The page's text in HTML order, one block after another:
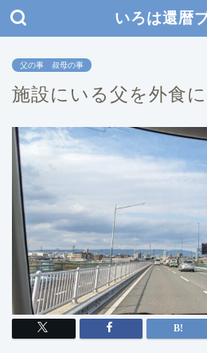
いろは還暦
父の事 叔母の事
施設にいる父を外食